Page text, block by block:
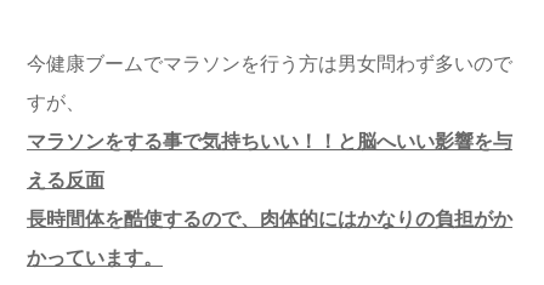
今健康ブームでマラソンを行う方は男女問わず多いので
すが、
マラソンをする事で気持ちいい！！と脳へいい影響を与
える反面
長時間体を酷使するので、肉体的にはかなりの負担がか
かっています。